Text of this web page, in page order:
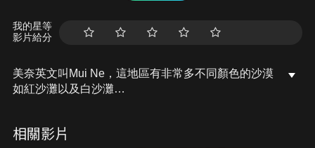
我的星等
影片給分
美奈英文叫Mui Ne，這地區有非常多不同顏色的沙漠
如紅沙灘以及白沙灘
到底發生了什麼事？
相關影片